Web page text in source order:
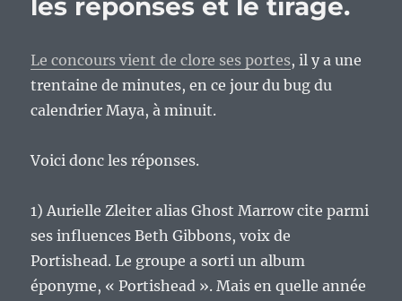
les réponses et le tirage.
Le concours vient de clore ses portes, il y a une
trentaine de minutes, en ce jour du bug du
calendrier Maya, à minuit.
Voici donc les réponses.
1) Aurielle Zleiter alias Ghost Marrow cite parmi
ses influences Beth Gibbons, voix de
Portishead. Le groupe a sorti un album
éponyme, « Portishead ». Mais en quelle année